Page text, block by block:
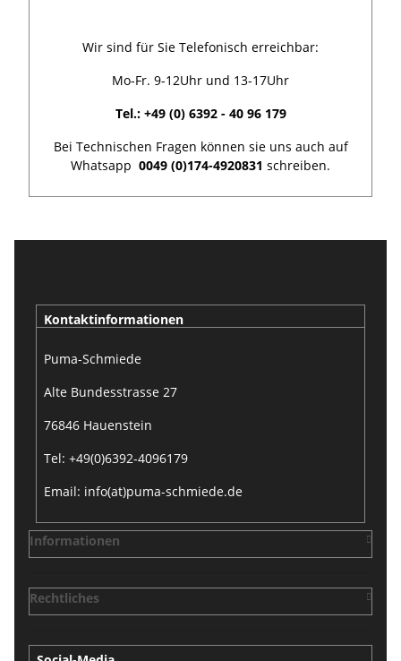
Wir sind für Sie Telefonisch erreichbar:
Mo-Fr. 9-12Uhr und 13-17Uhr
Tel.: +49 (0) 6392 - 40 96 179
Bei Technischen Fragen können sie uns auch auf
Whatsapp 0049 (0)174-4920831 schreiben.
Kontaktinformationen
Puma-Schmiede
Alte Bundesstrasse 27
76846 Hauenstein
Tel: +49(0)6392-4096179
Email: info(at)puma-schmiede.de
Informationen
Rechtliches